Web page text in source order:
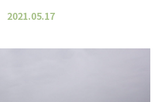
2021.05.17